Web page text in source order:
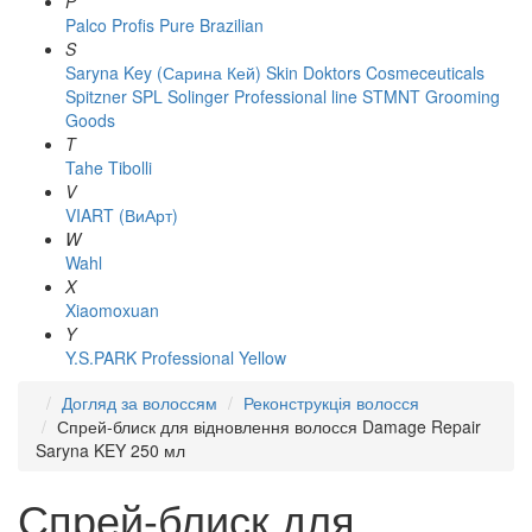
Palco Profis Pure Brazilian
S
Saryna Key (Сарина Кей) Skin Doktors Cosmeceuticals
Spitzner SPL Solinger Professional line STMNT Grooming
Goods
T
Tahe Tibolli
V
VIART (ВиАрт)
W
Wahl
X
Xiaomoxuan
Y
Y.S.PARK Professional Yellow
Догляд за волоссям
Реконструкція волосся
Спрей-блиск для відновлення волосся Damage Repair
Saryna KEY 250 мл
Спрей-блиск для